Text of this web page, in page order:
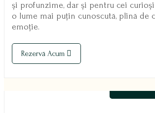
și profunzime, dar și pentru cei
o lume mai puțin cunoscută, plină de
emoție.
Rezervă Acum